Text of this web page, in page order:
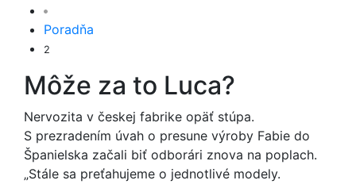
Poradňa
2
Môže za to Luca?
Nervozita v českej fabrike opäť stúpa.
S prezradením úvah o presune výroby Fabie do
Španielska začali biť odborári znova na poplach.
„Stále sa preťahujeme o jednotlivé modely.